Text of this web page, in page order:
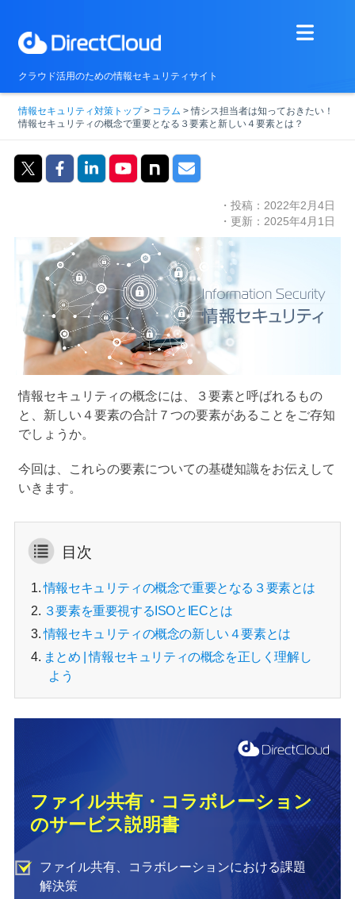
クラウド活用のための情報セキュリティサイト
情報セキュリティ対策トップ > コラム >情シス担当者は知っておきたい！
情報セキュリティの概念で重要となる３要素と新しい４要素とは？
・投稿：2022年2月4日
・更新：2025年4月1日
情報セキュリティの概念には、３要素と呼ばれるもの
と、新しい４要素の合計７つの要素があることをご存知
でしょうか。
今回は、これらの要素についての基礎知識をお伝えして
いきます。
目次
1.情報セキュリティの概念で重要となる３要素とは
2. ３要素を重要視するISOとIECとは
3.情報セキュリティの概念の新しい４要素とは
4. まとめ | 情報セキュリティの概念を正しく理解し
よう
ファイル共有・コラボレーション
のサービス説明書
ファイル共有、コラボレーションにおける課題
解決策